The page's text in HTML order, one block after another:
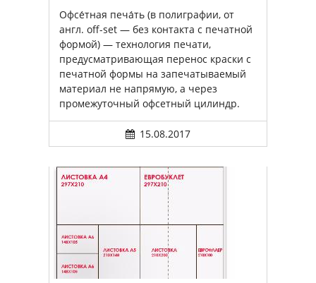
Офсе́тная печа́ть (в полиграфии, от
англ. off-set — без контакта с печатной
формой) — технология печати,
предусматривающая перенос краски с
печатной формы на запечатываемый
материал не напрямую, а через
промежуточный офсетный цилиндр.
15.08.2017